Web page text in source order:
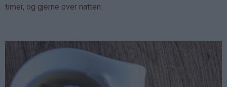
timer, og gjerne over natten.